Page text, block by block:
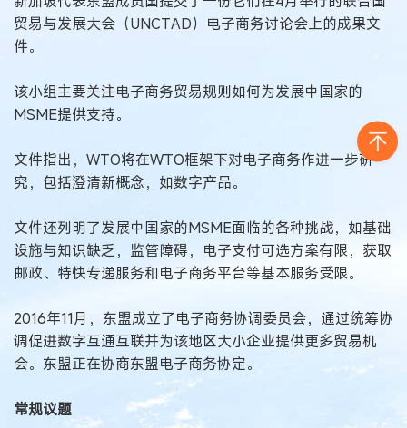
贸易与发展大会（UNCTAD）电子商务讨论会上的成果文
件。
该小组主要关注电子商务贸易规则如何为发展中国家的
MSME提供支持。
文件指出，WTO将在WTO框架下对电子商务作进一步研
究，包括澄清新概念，如数字产品。
文件还列明了发展中国家的MSME面临的各种挑战，如基础
设施与知识缺乏，监管障碍，电子支付可选方案有限，获取
邮政、特快专递服务和电子商务平台等基本服务受限。
2016年11月，东盟成立了电子商务协调委员会，通过统筹协
调促进数字互通互联并为该地区大小企业提供更多贸易机
会。东盟正在协商东盟电子商务协定。
常规议题